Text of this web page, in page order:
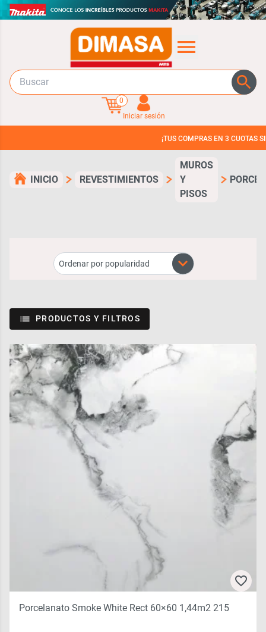
0
Iniciar sesión
¡TUS COMPRAS EN 3 CUOTAS SIN
INICIO REVESTIMIENTOS
MUROS
Y
PISOS
PRODUCTOS Y FILTROS
Porcelanato Smoke White Rect 60×60 1,44m2 215